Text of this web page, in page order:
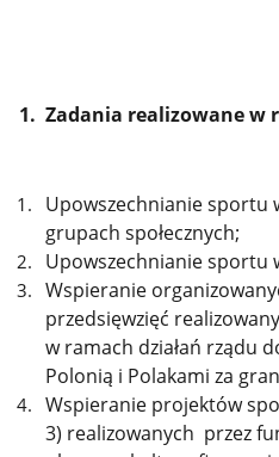
1. Zadania realizowane w
Upowszechnianie sportu
grupach
Upowszechnianie sportu
Wspieranie
przedsięwzięć
w ramach działań rządu
Polonią i Polakami za
Wspieranie projektów
3) realizowanych przez